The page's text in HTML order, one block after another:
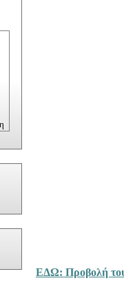
ΕΔΩ: Προβολή